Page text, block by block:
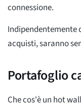
connessione.
Indipendentemente
acquisti, saranno
Portafoglio
Che cos'è un hot